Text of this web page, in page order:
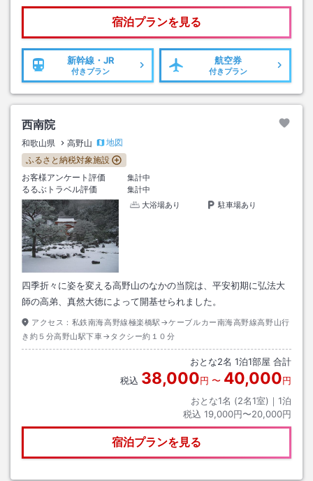
宿泊プランを見る
新幹線・JR
付きプラン
航空券
付きプラン
西南院
和歌山県 高野山
地図
ふるさと納税対象施設
お客様アンケート評価
集計中
るるぶトラベル評価
集計中
大浴場あり
駐車場あり
四季折々に姿を変える高野山のなかの当院は、平安初期に弘法大
師の高弟、真然大徳によって開基せられました。
アクセス： 私鉄南海高野線極楽橋駅→ケーブルカー南海高野線高野山行
き約５分高野山駅下車→タクシー約１０分
おとな2名 1泊1部屋 合計
税込 38,000円 〜 40,000円
おとな1名 (2名1室)｜ 1泊
税込 19,000円〜20,000円
宿泊プランを見る